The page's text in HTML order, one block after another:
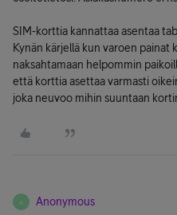
SIM-korttia kannattaa asentaa
Kynän kärjellä kun varoen painat
naksahtamaan helpommin
että korttia asettaa varmasti
joka neuvoo mihin suuntaan
A Anonymous